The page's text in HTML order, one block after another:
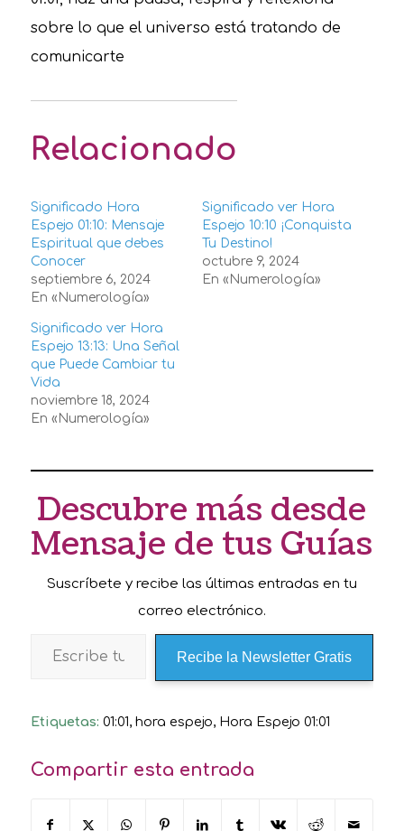
sobre lo que el universo está tratando de
comunicarte
Relacionado
Significado Hora
Espejo 01:10: Mensaje
Espiritual que debes
Conocer
septiembre 6, 2024
En «Numerología»
Significado ver Hora
Espejo 10:10 ¡Conquista
Tu Destino!
octubre 9, 2024
En «Numerología»
Significado ver Hora
Espejo 13:13: Una Señal
que Puede Cambiar tu
Vida
noviembre 18, 2024
En «Numerología»
Descubre más desde
Mensaje de tus Guías
Suscríbete y recibe las últimas entradas en tu
correo electrónico.
Recibe la Newsletter Gratis
Etiquetas: 01:01, hora espejo, Hora Espejo 01:01
Compartir esta entrada